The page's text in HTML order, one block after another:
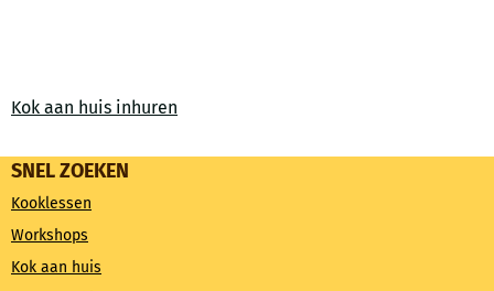
Kok aan huis inhuren
SNEL ZOEKEN
Kooklessen
Workshops
Kok aan huis